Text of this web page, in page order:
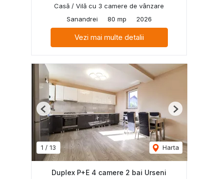
Casă / Vilă cu 3 camere de vânzare
Sanandrei
80 mp 2026
Vezi mai multe detalii
1 / 13 Harta
Previous Next
Duplex P+E 4 camere 2 bai Urseni